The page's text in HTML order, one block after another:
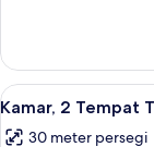
akses
difabel
Studio,
Tempat
King,
Lihat
semua
10
Kamar, 2 Tempat
30 meter persegi